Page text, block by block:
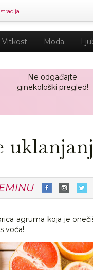
Vitkost Moda
Ne odgađajte
ginekološki pregled!
agruma koja je
voća!